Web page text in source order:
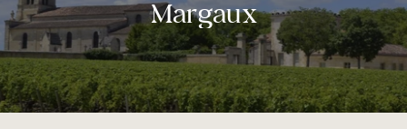
S
a
m
m
Margaux